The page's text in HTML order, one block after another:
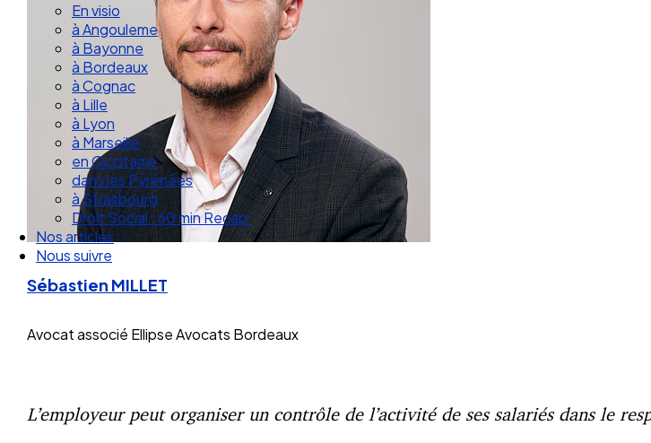
En visio
à Angouleme
à Bayonne
à Bordeaux
à Cognac
à Lille
à Lyon
à Marseille
en Occitanie
dans les Pyrénées
à Strasbourg
Droit Social : 60 min Recap’
Nos articles
Nous suivre
Sébastien MILLET
Avocat associé Ellipse Avocats Bordeaux
L’employeur peut organiser un contrôle de l’activité de ses salariés dans le